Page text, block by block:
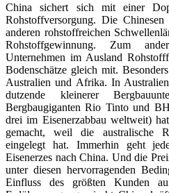
China sichert sich mit einer
Rohstoffversorgung. Die
anderen rohstoffreichen
Rohstoffgewinnung. Zum
Unternehmen im Ausland
Bodenschätze gleich mit.
Australien und Afrika. In
dutzende kleinerer
Bergbaugiganten Rio Tinto und
drei im Eisenerzabbau weltweit)
gemacht, weil die australische
eingelegt hat. Immerhin geht
Eisenerzes nach China. Und die
unter diesen hervorragenden
Einfluss des größten Kunden